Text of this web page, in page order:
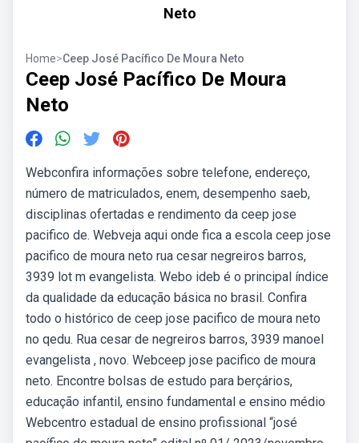
Neto
Home>Ceep José Pacífico De Moura Neto
Ceep José Pacífico De Moura
Neto
Webconfira informações sobre telefone, endereço,
número de matriculados, enem, desempenho saeb,
disciplinas ofertadas e rendimento da ceep jose
pacifico de. Webveja aqui onde fica a escola ceep jose
pacifico de moura neto rua cesar negreiros barros,
3939 lot m evangelista. Webo ideb é o principal índice
da qualidade da educação básica no brasil. Confira
todo o histórico de ceep jose pacifico de moura neto
no qedu. Rua cesar de negreiros barros, 3939 manoel
evangelista , novo. Webceep jose pacifico de moura
neto. Encontre bolsas de estudo para berçários,
educação infantil, ensino fundamental e ensino médio
Webcentro estadual de ensino profissional “josé